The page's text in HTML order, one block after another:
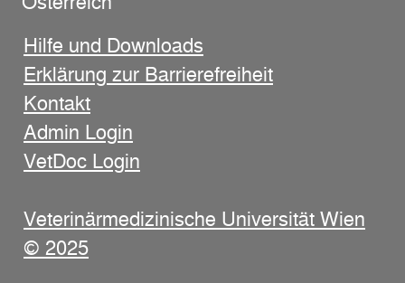
Hilfe und Downloads
Erklärung zur Barrierefreiheit
Kontakt
Admin Login
VetDoc Login
Veterinärmedizinische Universität Wien
© 2025